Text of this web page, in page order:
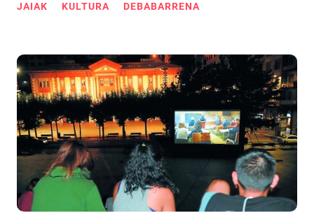
JAIAK KULTURA DEBABARRENA